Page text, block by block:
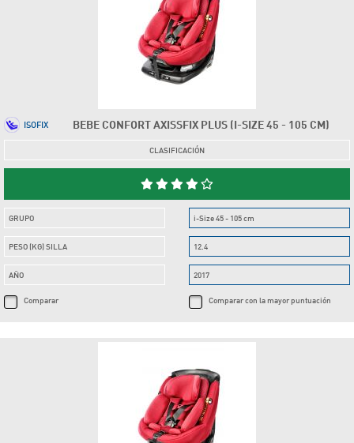
BEBE CONFORT AXISSFIX PLUS (I-SIZE 45 - 105 CM)
ISOFIX
CLASIFICACIÓN
GRUPO
PESO (KG) SILLA
AÑO
Comparar
i-Size 45 - 105 cm
12.4
2017
Comparar con la mayor puntuación